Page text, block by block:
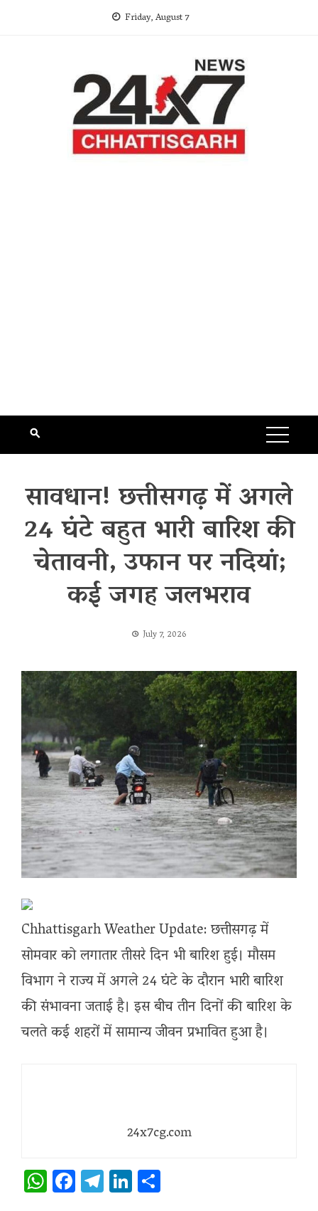
Friday, August 7
सावधान! छत्तीसगढ़ में अगले
24 घंटे बहुत भारी बारिश की
चेतावनी, उफान पर नदियां;
कई जगह जलभराव
July 7, 2026
Chhattisgarh Weather Update: छत्तीसगढ़ में
सोमवार को लगातार तीसरे दिन भी बारिश हुई। मौसम
विभाग ने राज्य में अगले 24 घंटे के दौरान भारी बारिश
की संभावना जताई है। इस बीच तीन दिनों की बारिश के
चलते कई शहरों में सामान्य जीवन प्रभावित हुआ है।
24x7cg.com
WhatsApp
Facebook
Telegram
LinkedIn